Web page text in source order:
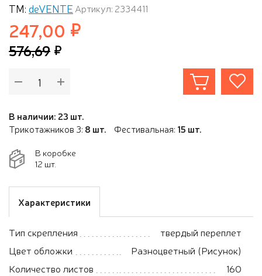
ТМ: deVENTE Артикул: 2334411
247,00
576,69
В наличии: 23 шт.
Трикотажников 3: 8 шт. Фестивальная: 15 шт.
В коробке
12 шт.
Характеристики
Тип скрепления
твердый переплет
Цвет обложки
Разноцветный (Рисунок)
Количество листов
160